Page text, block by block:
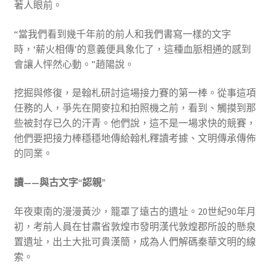
著人眼前。
“當我們看到幾千年前的前人和我們書寫一樣的文字
時，‘薪火相傳’的意義便具象化了，這種血脈相通的感到
會讓人怦然心動。”趙陽說。
挖掘與修復，是翰札研討這場接力賽的第一棒。從事這項
任務的人，爭先在開麥拉和拍照機之前，看到、觸摸到那
些被封存已久的汗青。他們說，這不是一場求快的競賽，
他們要把接力棒穩穩地傳給翰札釋讀考據、文明傳承傳佈
的同業。
讀——與古文字“認親”
年夜東南的漫漫黃沙，籠罩了遠古的遺址。20世紀90年月
初，考前人員在甘肅省敦煌市發明漢代敦煌郡所設的懸泉
置遺址，出土大批可貴漢簡，成為人們解碼秦華文明的線
索。